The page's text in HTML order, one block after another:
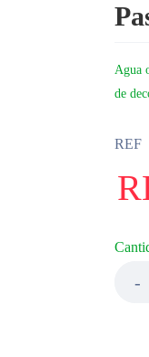
Agua
de
REF